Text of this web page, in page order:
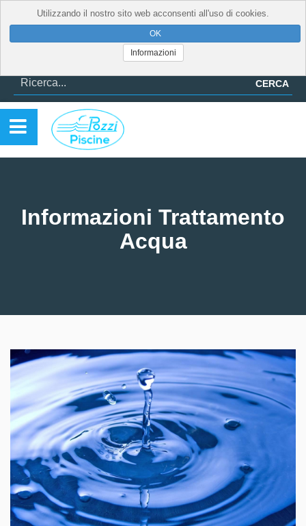
CERCA
Informazioni Trattamento
Acqua
Utilizzando il nostro sito web acconsenti all'uso di cookies.
Informazioni